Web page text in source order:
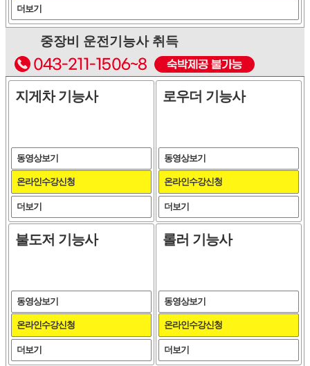
더보기
중장비 운전기능사 취득
지게차 기능사
더보기
온라인수강신청
동영상보기
로우더 기능사
더보기
온라인수강신청
동영상보기
불도저 기능사
더보기
온라인수강신청
동영상보기
롤러 기능사
더보기
온라인수강신청
동영상보기